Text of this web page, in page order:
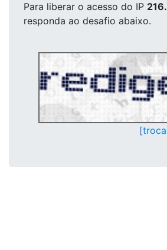
Para liberar o acesso do IP
responda ao desafio abaixo.